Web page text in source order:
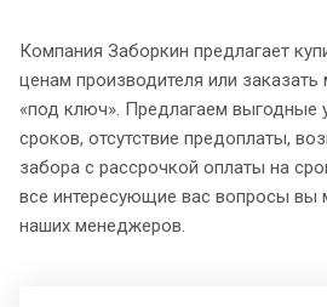
Компания Заборкин предлагает
ценам производителя или
«под ключ». Предлагаем
сроков, отсутствие предоплаты,
забора с рассрочкой оплаты на
все интересующие вас вопросы вы
наших менеджеров.